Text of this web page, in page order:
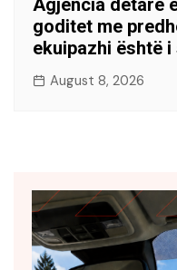
goditet me
ekuipazhi është
August 8, 2026